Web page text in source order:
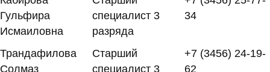
Гульфира
Исмаиловна
специалист 3
разряда
34
Трандафилова
Солмаз
Старший
специалист 3
+7 (3456) 24-19-
62